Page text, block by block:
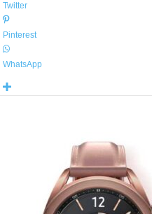
Twitter
Pinterest
WhatsApp